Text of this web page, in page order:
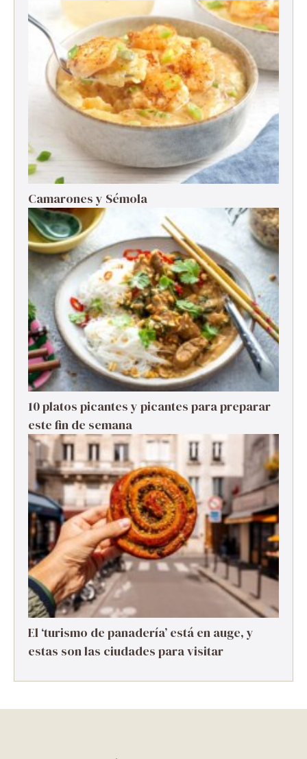
Camarones y Sémola
10 platos picantes y picantes para preparar
este fin de semana
El ‘turismo de panadería’ está en auge, y
estas son las ciudades para visitar